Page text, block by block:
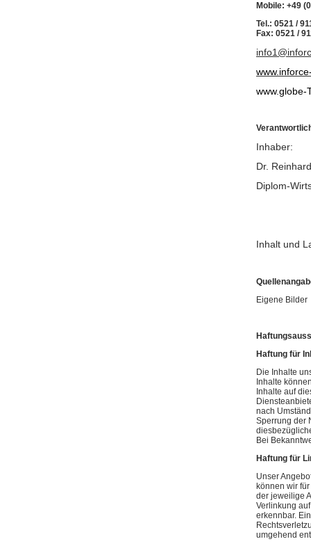
Mobile: +49
Tel.: 0521 /
Fax: 0521 /
www.globe-
Inhaber:
Dr.
Diplom-
Inhalt und
Eigene Bilder
Haftung für
Die Inhalte
Inhalte
Inhalte auf
nach
Sperrung der
Bei
Haftung für
Unser
können wir
der jeweilige
Verlinkung
erkennbar.
umgehend